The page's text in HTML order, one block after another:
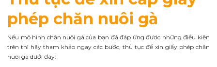
phép chăn nuôi gà
Nếu mô hình chăn nuôi gà của bạn đã đáp ứng được những điều kiện
trên thì hãy tham khảo ngay các bước, thủ tục để xin giấy phép chăn
nuôi gà dưới đây: